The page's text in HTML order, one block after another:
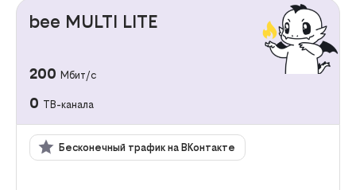
bee MULTI LITE
200 Мбит/с
0 ТВ-канала
Бесконечный трафик на ВКонтакте